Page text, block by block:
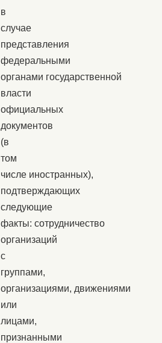
в
случае
представления
федеральными
органами государственной
власти
официальных
документов
(в
том
числе иностранных),
подтверждающих
следующие
факты: сотрудничество
организаций
с
группами,
организациями, движениями
или
лицами,
признанными